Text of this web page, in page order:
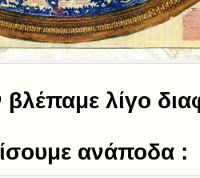
λίγο
ανάποδα :